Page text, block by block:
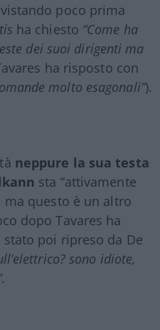
poco prima
ha chiesto “Come ha
dei suoi dirigenti ma
ha risposto con
molto esagonali”).
neppure la sua testa
sta “attivamente
ma questo è un altro
dopo Tavares ha
poi ripreso da De
sono idiote,
.